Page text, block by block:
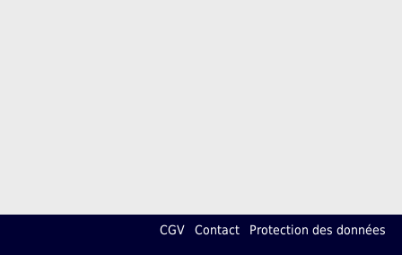
CGV Contact Protection des données